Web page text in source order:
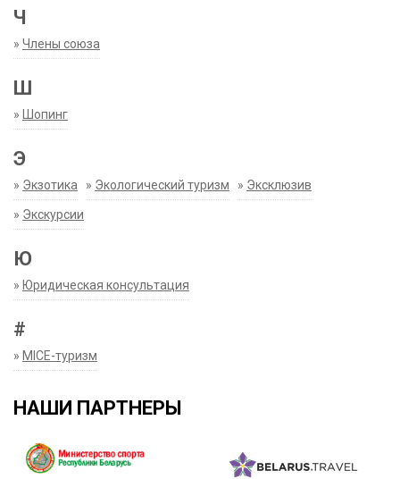
Ч
» Члены союза
Ш
» Шопинг
Э
» Экзотика » Экологический туризм » Эксклюзив
» Экскурсии
Ю
» Юридическая консультация
#
» MICE-туризм
НАШИ ПАРТНЕРЫ